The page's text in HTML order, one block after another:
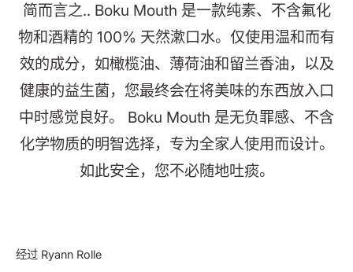
简而言之.. Boku Mouth 是一款纯素、不含氟化
物和酒精的 100% 天然漱口水。仅使用温和而有
效的成分，如橄榄油、薄荷油和留兰香油，以及
健康的益生菌，您最终会在将美味的东西放入口
中时感觉良好。 Boku Mouth 是无负罪感、不含
化学物质的明智选择，专为全家人使用而设计。
如此安全，您不必随地吐痰。
经过 Ryann Rolle